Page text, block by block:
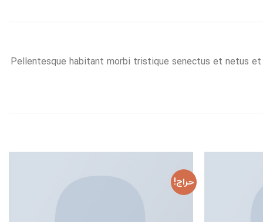
Pellentesque habitant morbi tristique senectus et netus
حراج!